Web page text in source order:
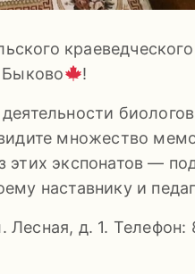
!
множество
экспонатов —
наставнику и
Лесная, д. 1.